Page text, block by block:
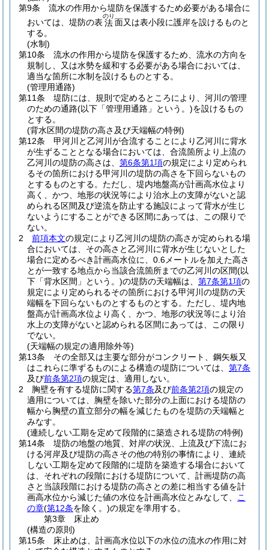
第9条
流水の作用から堤防を保護するため必要がある場合に
おいては、堤防の表法
のり
面又は表小段に護岸を設けるものと
する。
(水制)
第10条
流水の作用から堤防を保護するため、流水の方向を
規制し、又は水勢を緩和する必要がある場合においては、
適当な箇所に水制を設けるものとする。
(管理用通路)
第11条
堤防には、規則で定めるところにより、河川の管理
のための通路(以下「管理用通路」という。)を設けるもの
とする。
(背水区間の堤防の高さ及び天端幅の特例)
第12条
甲河川と乙河川が合流することにより乙河川に背水
が生ずることとなる場合においては、合流箇所より上流の
乙河川の堤防の高さは、 第6条第1項の規定により定められ
るその箇所における甲河川の堤防の高さを下回らないもの
とするものとする。 ただし、堤内地盤高が計画高水位より
高く、かつ、地形の状況等により治水上の支障がないと認
められる区間及び逆流を防止する施設によって背水が生じ
ないようにすることができる区間にあっては、この限りで
ない。
2
前項本文の規定により乙河川の堤防の高さが定められる場
合においては、その高さと乙河川に背水が生じないとした
場合に定めるべき計画高水位に、0.6メートルを加えた高さ
とが一致する地点から当該合流箇所までの乙河川の区間(以
下「背水区間」という。)の堤防の天端幅は、 第7条第1項の
規定により定められるその箇所における甲河川の堤防の天
端幅を下回らないものとするものとする。 ただし、堤内地
盤高が計画高水位より高く、かつ、地形の状況等により治
水上の支障がないと認められる区間にあっては、この限り
でない。
(天端幅の規定の適用除外等)
第13条
その全部又は主要な部分がコンクリート、鋼矢板又
はこれらに準ずるものによる構造の堤防については、 第7条
及び前条第2項の規定は、適用しない。
2
胸壁を有する堤防に関する第7条及び前条第2項の規定の
適用については、胸壁を除いた部分の上面における堤防の
幅から胸壁の直立部分の幅を減じたものを堤防の天端幅と
みなす。
(連続しない工期を定めて段階的に築造される堤防の特例)
第14条
堤防の地盤の地質、対岸の状況、上流及び下流にお
ける河岸及び堤防の高さその他の特別の事情により、連続
しない工期を定めて段階的に堤防を築造する場合において
は、それぞれの段階における堤防について、計画堤防の高
さと当該段階における堤防の高さとの差に相当する値を計
画高水位から減じた値の水位を計画高水位とみなして、
こ
の章(第12条を除く。)の規定を準用する。
第3章
床止め
(構造の原則)
第15条
床止めは、計画高水位以下の水位の流水の作用に対